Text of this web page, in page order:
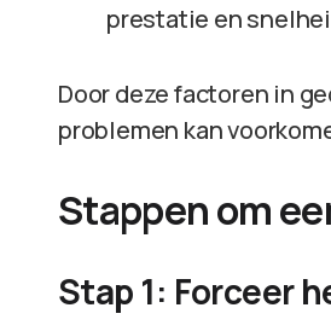
prestatie en
Door deze factoren in
problemen kan
Stappen om
Stap 1: Forceer